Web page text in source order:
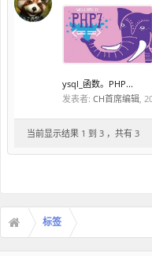
ysql_函数。PHP...
发表者: CH首席编辑,
当前显示结果 1 到 3 ，共有 3
标签